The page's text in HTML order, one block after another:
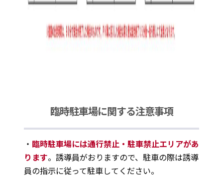
臨時駐車場に関する注意事項
・ 臨時駐車場には通行禁止・駐車禁止エリアがあ
ります。誘導員がおりますので、駐車の際は誘導
員の指示に従って駐車してください。